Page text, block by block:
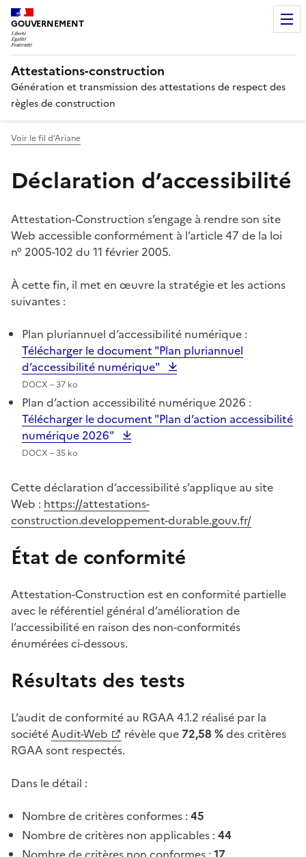
GOUVERNEMENT
Attestations-construction
Génération et transmission des attestations de respect des
règles de construction
Voir le fil d’Ariane
Déclaration d’accessibilité
Attestation-Construction s’engage à rendre son site
Web accessible conformément à l’article 47 de la loi
n° 2005-102 du 11 février 2005.
À cette fin, il met en œuvre la stratégie et les actions
suivantes :
Plan pluriannuel d’accessibilité numérique :
Télécharger le document "Plan pluriannuel
d’accessibilité numérique"
DOCX – 37 ko
Plan d’action accessibilité numérique 2026 :
Télécharger le document "Plan d’action accessibilité
numérique 2026"
DOCX – 35 ko
Cette déclaration d’accessibilité s’applique au site
Web : https://attestations-
construction.developpement-durable.gouv.fr/
État de conformité
Attestation-Construction est en conformité partielle
avec le référentiel général d’amélioration de
l’accessibilité en raison des non-conformités
énumérées ci-dessous.
Résultats des tests
L’audit de conformité au RGAA 4.1.2 réalisé par la
sociétéAudit-Web révèle que 72,58 %des critères
RGAA sont respectés.
Dans le détail :
Nombre de critères conformes : 45
Nombre de critères non applicables : 44